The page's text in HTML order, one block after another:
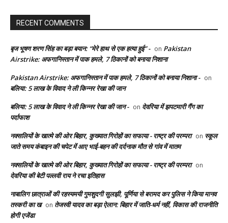
RECENT COMMENTS
बृज भूषण शरण सिंह का बड़ा बयान: “मेरे हाथ से एक हत्या हुई” - on Pakistan
Airstrike: अफगानिस्तान में पाक हमले, 7 ठिकानों को बनाया निशाना
Pakistan Airstrike: अफगानिस्तान में पाक हमले, 7 ठिकानों को बनाया निशाना - on
बलिया: 5 लाख के विवाद ने ली किन्नर रेखा की जान
बलिया: 5 लाख के विवाद ने ली किन्नर रेखा की जान - on देवरिया में झपटमारी गैंग का
पर्दाफाश
नक्सलियों के खात्मे की ओर बिहार, कुख्यात गिरोहों का सफाया - राष्ट्र की परम्परा on स्कूल
जाते समय कंबाइन की चपेट में आए भाई-बहन की दर्दनाक मौत से गांव में मातम
नक्सलियों के खात्मे की ओर बिहार, कुख्यात गिरोहों का सफाया - राष्ट्र की परम्परा on
देवरिया की बेटी पल्लवी राय ने रचा इतिहास
नाबालिग छात्राओं की रहस्यमयी गुमशुदगी सुलझी, पूर्णिया से बरामद कर पुलिस ने किया मानव
तस्करी का ख on तेजस्वी यादव का बड़ा ऐलान: बिहार में जाति-धर्म नहीं, विकास की राजनीति
होगी एजेंडा